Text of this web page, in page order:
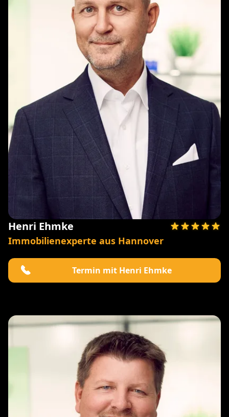
Henri Ehmke
Immobilienexperte aus Hannover
Termin mit Henri Ehmke